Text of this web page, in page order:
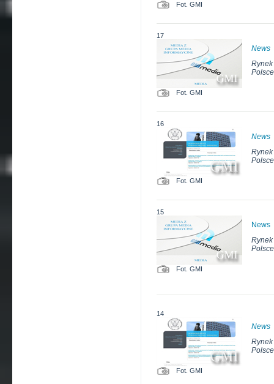
Fot. GMI
17
News
Fot. GMI
16
News
Fot. GMI
15
News
Fot. GMI
14
News
Fot. GMI